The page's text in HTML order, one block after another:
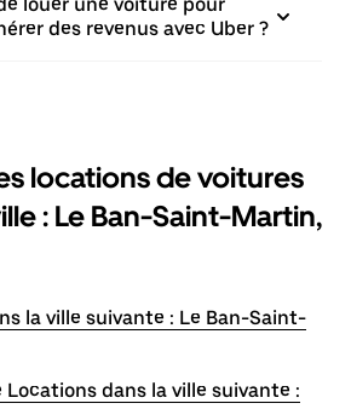
des revenus avec Uber ?
locations de voitures
: Le Ban-Saint-Martin,
la ville suivante : Le Ban-Saint-
dans la ville suivante :